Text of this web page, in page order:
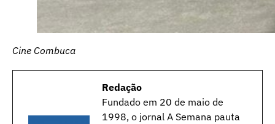
Cine Combuca
Redação
Fundado em 20 de maio de
1998, o jornal A Semana pauta